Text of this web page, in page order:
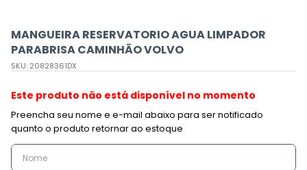
MANGUEIRA RESERVATORIO AGUA LIMPADOR
PARABRISA CAMINHÃO VOLVO
SKU: 20828361DX
Este produto não está disponível no momento